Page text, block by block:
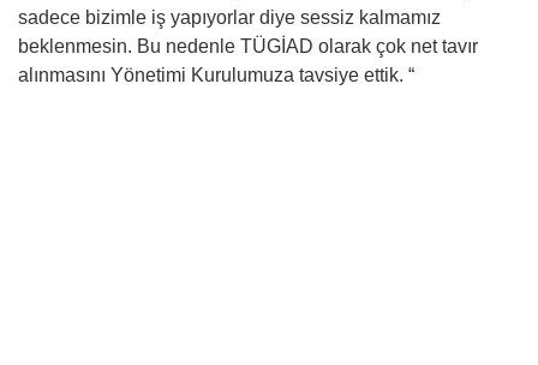
sadece bizimle iş yapıyorlar diye sessiz kalmamız
beklenmesin. Bu nedenle TÜGİAD olarak çok net tavır
alınmasını Yönetimi Kurulumuza tavsiye ettik. “